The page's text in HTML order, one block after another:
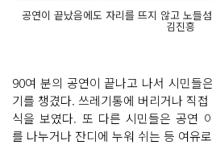
공연이 끝났음에도 자리를 뜨지 않고 노들
김진흥
90여 분의 공연이 끝나고 나서 시민들
기를 챙겼다. 쓰레기통에 버리거나 직
식을 보였다. 또 다른 시민들은 공연
를 나누거나 잔디에 누워 쉬는 등 여유